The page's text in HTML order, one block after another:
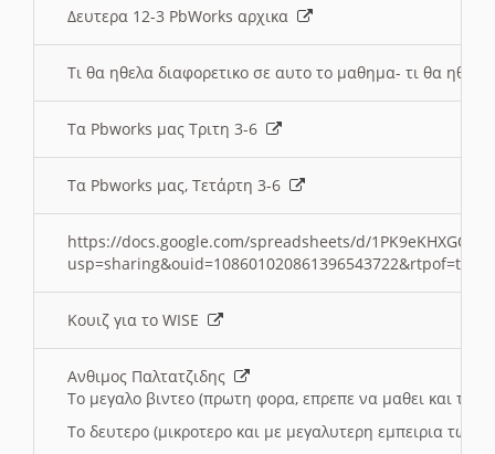
Δευτερα 12-3 PbWorks αρχικα
Τι θα ηθελα διαφορετικο σε αυτο το μαθημα- τι θα
Τα Pbworks μας Τριτη 3-6
Τα Pbworks μας, Τετάρτη 3-6
https://docs.google.com/spreadsheets/d/
Κουιζ για το WISE
Ανθιμος Παλτατζιδης
Το μεγαλο βιντεο (πρωτη φορα, επρεπε να μαθει και το
Το δευτερο (μικροτερο και με μεγαλυτερη εμπειρια